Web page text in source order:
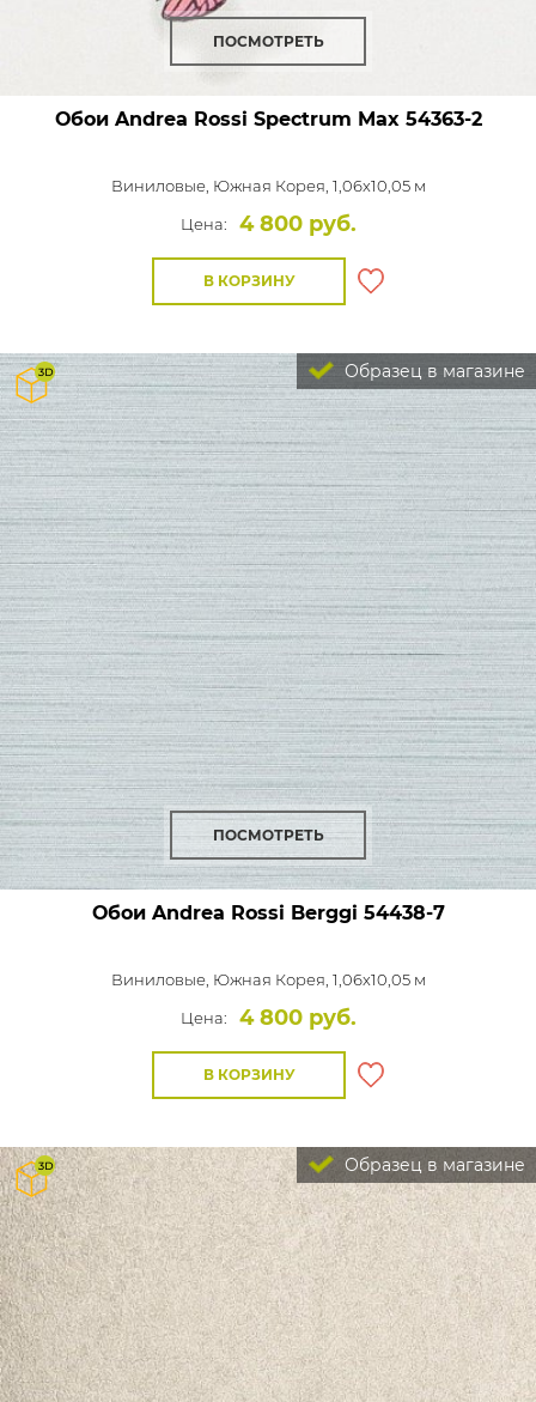
ПОСМОТРЕТЬ
Обои Andrea Rossi Spectrum Max54363-2
Виниловые, Южная Корея, 1,06x10,05 м
Цена:
4 800 руб.
В КОРЗИНУ
Образец в магазине
ПОСМОТРЕТЬ
Обои Andrea Rossi Berggi 54438-7
Виниловые, Южная Корея, 1,06x10,05 м
Цена:
4 800 руб.
В КОРЗИНУ
Образец в магазине